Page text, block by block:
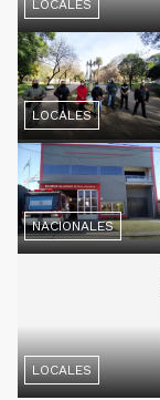
LOCALES
NACIONALES